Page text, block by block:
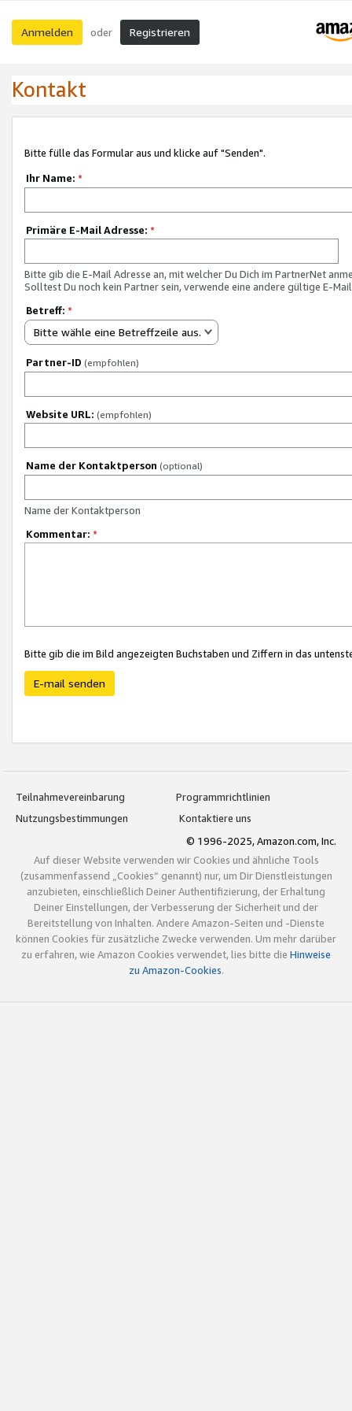
Anmelden oder Registrieren
Kontakt
Bitte fülle das Formular aus und klicke auf "Senden".
Ihr Name: *
Primäre E-Mail Adresse: *
Bitte gib die E-Mail Adresse an, mit welcher Du Dich im PartnerNet
Solltest Du noch kein Partner sein, verwende eine andere gültige E-
Betreff: *
Bitte wähle eine Betreffzeile aus.
Partner-ID (empfohlen)
Website URL: (empfohlen)
Name der Kontaktperson (optional)
Name der Kontaktperson
Kommentar: *
Bitte gib die im Bild angezeigten Buchstaben und Ziffern in das
E-mail senden
Teilnahmevereinbarung
Programmrichtlinien
Nutzungsbestimmungen
Kontaktiere uns
© 1996-2025, Amazon.com, Inc.
Auf dieser Website verwenden wir Cookies und ähnliche Tools
(zusammenfassend „Cookies“ genannt) nur, um Dir Dienstleistungen
anzubieten, einschließlich Deiner Authentifizierung, der Erhaltung
Deiner Einstellungen, der Verbesserung der Sicherheit und der
Bereitstellung von Inhalten. Andere Amazon-Seiten und -Dienste
können Cookies für zusätzliche Zwecke verwenden. Um mehr darüber
zu erfahren, wie Amazon Cookies verwendet, lies bitte die Hinweise
zu Amazon-Cookies.